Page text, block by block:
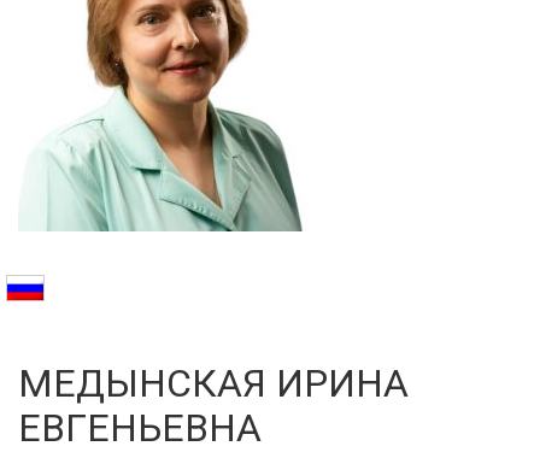
Галерея
МЕДЫНСКАЯ ИРИНА
ЕВГЕНЬЕВНА